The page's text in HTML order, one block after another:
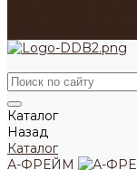
Каталог
Назад
Каталог
А-ФРЕЙМ